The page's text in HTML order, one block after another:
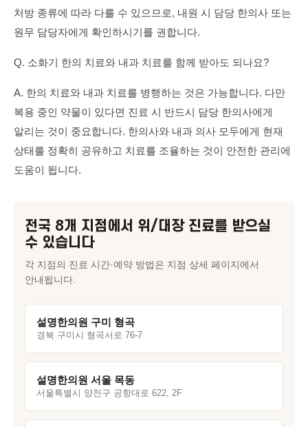
처방 종류에 따라 다를 수 있으므로, 내원 시 담당 한의사 또는
원무 담당자에게 확인하시기를 권합니다.
Q. 소화기 한의 치료와 내과 치료를 함께 받아도 되나요?
A. 한의 치료와 내과 치료를 병행하는 것은 가능합니다. 다만
복용 중인 약물이 있다면 진료 시 반드시 담당 한의사에게
알리는 것이 중요합니다. 한의사와 내과 의사 모두에게 현재
상태를 정확히 공유하고 치료를 조율하는 것이 안전한 관리에
도움이 됩니다.
전국 8개 지점에서 위/대장진료를 받으실
수 있습니다
각 지점의 진료 시간·예약 방법은 지점 상세 페이지에서
안내됩니다.
설명한의원 구미 형곡
경북 구미시 형곡서로 76-7
설명한의원 서울 목동
서울특별시 양천구 공항대로 622, 2F